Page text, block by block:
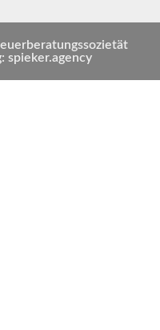
spieker.agency